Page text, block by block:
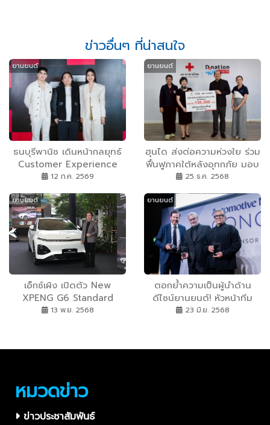
ข่าวอื่นๆ ที่น่าสนใจ
ยานยนต์
ธนบุรีพานิช เดินหน้ากลยุทธ์
Customer Experience
ผ่าน Motorsport Lifestyle
Customer Engagement
เชื่อมโยงลูกค้าผ่านโลกของ
มอเตอร์สปอร์ต ต่อยอด
Community สร้างความ
สัมพันธ์ระยะยาวกับลูกค้า
Mercedes-Benz
12 ก.ค. 2569
ยานยนต์
ฮุนได ส่งต่อความห่วงใย ร่วม
ฟื้นฟูภาคใต้หลังอุทกภัย มอบ
เงินผ่านสภากาชาดไทย พร้อม
25 ธ.ค. 2568
ยานยนต์
เอ็กซ์เผิง เปิดตัว New
XPENG G6 Standard
Range รุ่นย่อยใหม่ ยกระดับ
ดับพรีเมียม แต่เข้าถึงง่าย
13 พ.ย. 2568
ยานยนต์
ตอกย้ำความเป็นผู้นำด้าน
ดีไซน์ยานยนต์! หัวหน้าทีม
ออกแบบ ฮุนได มอเตอร์ กรุ๊ป
Centennial Awards”
23 มิ.ย. 2568
หมวดข่าว
ข่าวประชาสัมพันธ์